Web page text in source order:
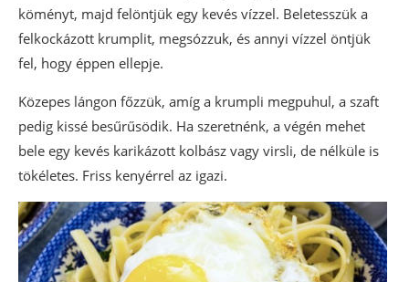
köményt, majd felöntjük egy kevés vízzel. Beletesszük a
felkockázott krumplit, megsózzuk, és annyi vízzel öntjük
fel, hogy éppen ellepje.
Közepes lángon főzzük, amíg a krumpli megpuhul, a szaft
pedig kissé besűrűsödik. Ha szeretnénk, a végén mehet
bele egy kevés karikázott kolbász vagy virsli, de nélküle is
tökéletes. Friss kenyérrel az igazi.